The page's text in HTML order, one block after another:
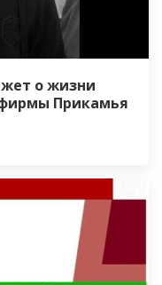
о жизни
Прикамья